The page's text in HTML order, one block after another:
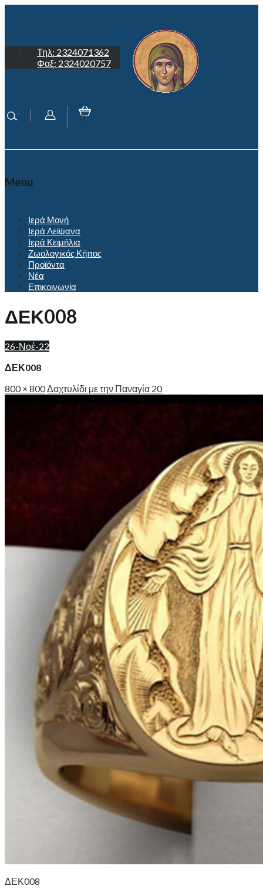
Τηλ: 2324071362
Φαξ: 2324020757
0
Menu
Ιερά Μονή
Ιερά Λείψανα
Ιερά Κειμήλια
Ζωολογικός Κήπος
Προϊόντα
Νέα
Επικοινωνία
ΔΕΚ008
26-Νοέ-22
ΔΕΚ008
800 × 800Δαχτυλίδι με την Παναγία 20
ΔΕΚ008